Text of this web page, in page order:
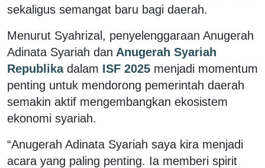
sekaligus semangat baru bagi daerah.
Menurut Syahrizal, penyelenggaraan Anugerah
Adinata Syariah dan Anugerah Syariah
Republika dalam ISF 2025 menjadi momentum
penting untuk mendorong pemerintah daerah
semakin aktif mengembangkan ekosistem
ekonomi syariah.
“Anugerah Adinata Syariah saya kira menjadi
acara yang paling penting. Ia memberi spirit